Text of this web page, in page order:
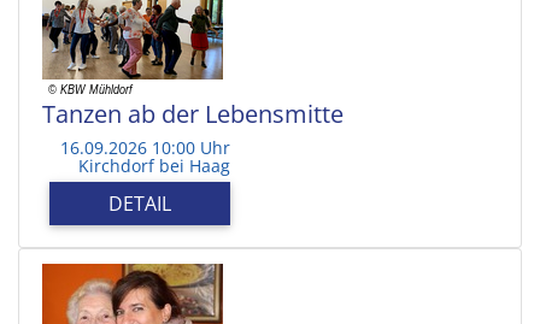
Tanzen ab der Lebensmitte
16.09.2026 10:00 Uhr
Kirchdorf bei Haag
DETAIL